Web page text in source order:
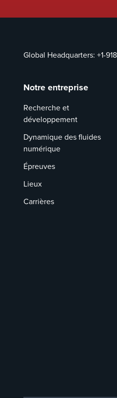
Global Headquarters: +1-
Notre entreprise
Recherche et
développement
Dynamique des fluides
numérique
Épreuves
Lieux
Carrières